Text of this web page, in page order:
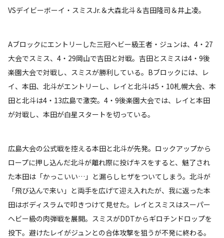
VSデイビーボーイ・スミスJr.＆大森北斗＆吉田隆司＆井上凌。
Aブロックにエントリーした三冠ヘビー級王者・ジュンは、4・27
大会でスミス、4・29岡山で吉田と対戦。吉田とスミスは4・9後
楽園大会で対戦し、スミスが勝利している。Bブロックには、レ
イ、本田、北斗がエントリーし、レイと北斗は5・10札幌大会、本
田と北斗は4・13広島で激突。4・9後楽園大会では、レイと本田
が対戦し、本田が白星スタートを切っている。
広島大会の公式戦を控える本田と北斗が先発。ロックアップから
ロープに押し込んだ北斗が離れ際に投げキスをすると、魅了され
た本田は「かっこいい…」と漏らしヒザをついてしまう。北斗が
「飛び込んで来い」と両手を広げて迎え入れたが、我に返った本
田はボディスラムで叩きつけて見せた。レイとスミスはスーパー
ヘビー級の肉弾戦を展開。スミスがDDTからギロチンドロップを
投下。避けたレイがジュンとの合体攻撃を狙うが不発に終わる。